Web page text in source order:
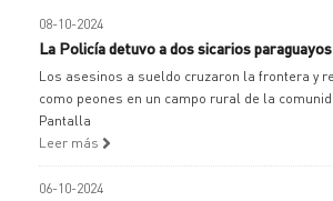
08-10-2024
La Policía detuvo a dos sicarios
Los asesinos a sueldo cruzaron la frontera y
como peones en un campo rural de la
Pantalla
Leer más
06-10-2024